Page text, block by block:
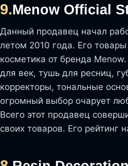
9.Menow Official
Данный продавец начал
летом 2010 года. Его товары
косметика от бренда
для век, тушь для ресниц,
корректоры, тональные
огромный выбор очарует
Всего этот продавец
своих товаров. Его рейтинг